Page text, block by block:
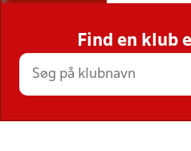
STILLINGER,
Find en klub